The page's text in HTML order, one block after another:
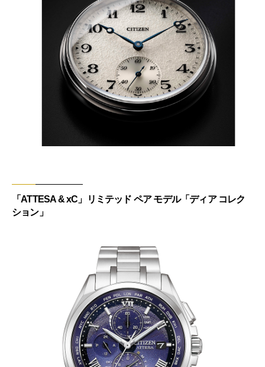
「ATTESA & xC」リミテッド ペア モデル「ディア コレク
ション」